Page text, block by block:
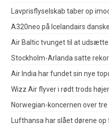
Lavprisflyselskab taber op
A320neo på Icelandairs
Air Baltic tvunget til at
Stockholm-Arlanda satte
Air India har fundet sin nye
Wizz Air flyver i rødt trods
Norwegian-koncernen over
Lufthansa har slået dørene